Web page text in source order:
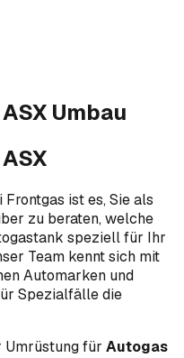
Umbau
ist es, Sie als
zu beraten, welche
speziell für Ihr
Team kennt sich mit
Automarken und
Spezialfälle die
Umrüstung für Autogas